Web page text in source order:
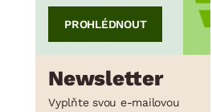
PROHLÉDNOUT
Newsletter
Vyplňte svou e-mailovou